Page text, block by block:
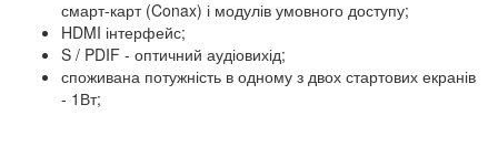
смарт-карт (Conax) і модулів умовного доступу;
HDMI інтерфейс;
S / PDIF - оптичний аудіовихід;
споживана потужність в одному з двох стартових екранів
- 1Вт;